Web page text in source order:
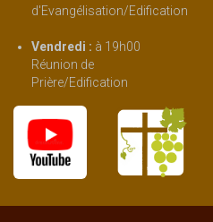
d'Evangélisation/Edification
Vendredi : à 19h00
Réunion de
Prière/Edification